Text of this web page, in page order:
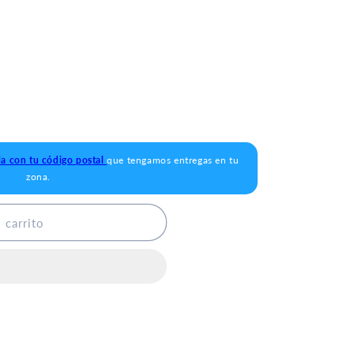
con tu código postalque tengamos entregas en tu
zona.
carrito